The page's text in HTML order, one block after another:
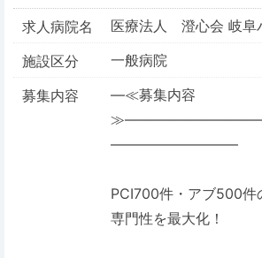
求人病院名
医療法人 澄心会 岐阜
施設区分
一般病院
募集内容
―≪募集内容
―――――――――
PCI700件・アブ500件
専門性を最大化！